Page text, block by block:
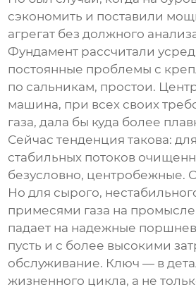
сэкономить и поставили
агрегат без должного
Фундамент рассчитали
постоянные проблемы с
по сальникам, простои.
машина, при всех своих
газа, дала бы куда более
Сейчас тенденция такова:
стабильных потоков
безусловно, центробежные.
Но для сырого,
примесями газа на
падает на надежные
пусть и с более высокими
обслуживание. Ключ — в
жизненного цикла, а не